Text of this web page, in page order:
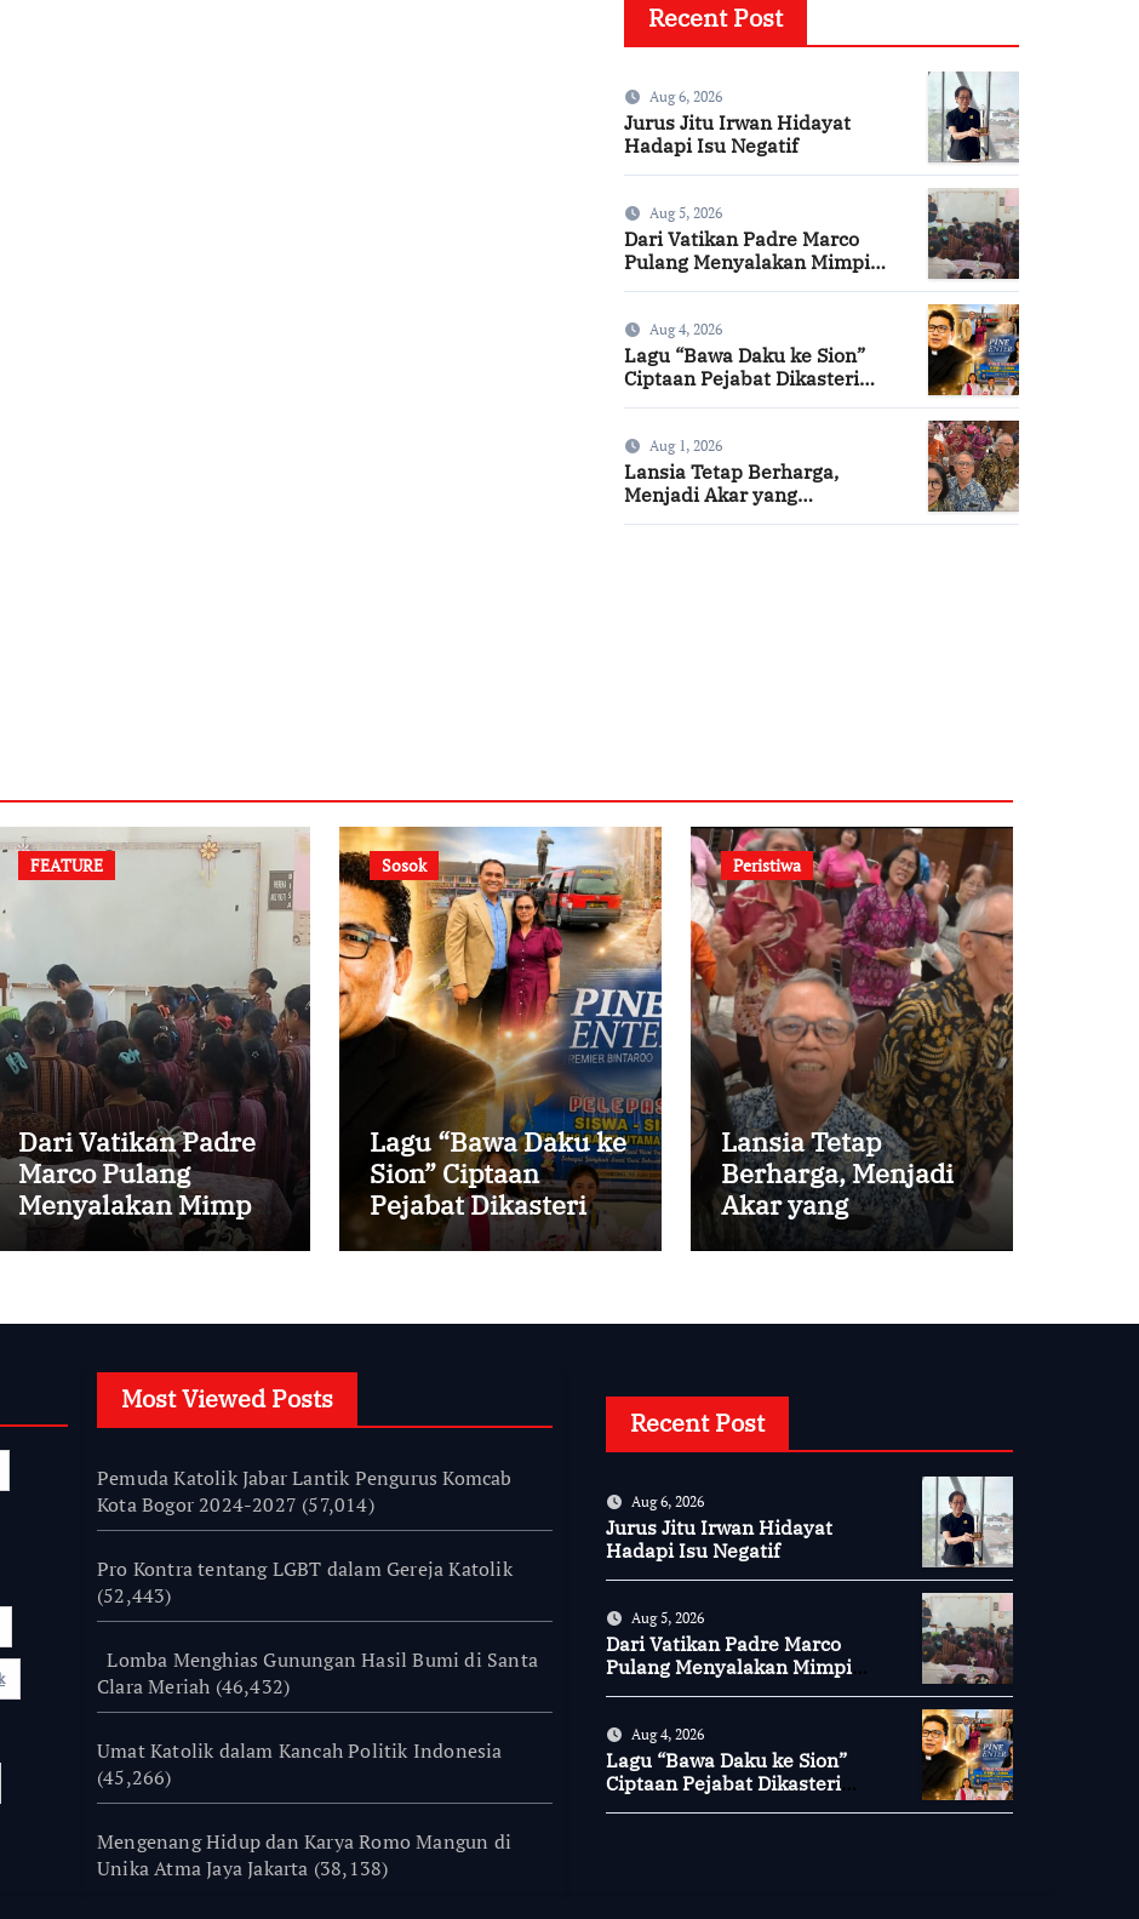
Recent Post
Aug 6, 2026
Jurus Jitu Irwan Hidayat
Hadapi Isu Negatif
Aug 5, 2026
Dari Vatikan Padre Marco
Pulang Menyalakan Mimpi
Aug 4, 2026
Lagu “Bawa Daku ke Sion”
Ciptaan Pejabat Dikasteri
Aug 1, 2026
Lansia Tetap Berharga,
Menjadi Akar yang
FEATURE
Dari Vatikan Padre
Marco Pulang
Menyalakan Mimpi
Anak-anak Desa
Sosok
Lagu “Bawa Daku ke
Sion” Ciptaan
Pejabat Dikasteri
Vatikan, Peraih
Peristiwa
Lansia Tetap
Berharga, Menjadi
Akar yang
Menghidupi
Most Viewed Posts
Pemuda Katolik Jabar Lantik Pengurus Komcab
Kota Bogor 2024-2027 (57,014)
Pro Kontra tentang LGBT dalam Gereja Katolik
(52,443)
Lomba Menghias Gunungan Hasil Bumi di Santa
Clara Meriah (46,432)
Umat Katolik dalam Kancah Politik Indonesia
(45,266)
Mengenang Hidup dan Karya Romo Mangun di
Unika Atma Jaya Jakarta (38,138)
Recent Post
Aug 6, 2026
Jurus Jitu Irwan Hidayat
Hadapi Isu Negatif
Aug 5, 2026
Dari Vatikan Padre Marco
Pulang Menyalakan Mimpi
Aug 4, 2026
Lagu “Bawa Daku ke Sion”
Ciptaan Pejabat Dikasteri